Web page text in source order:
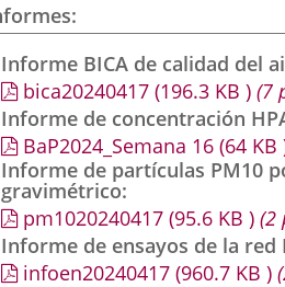
Informe BICA de calidad del
bica20240417 (196.3 KB ) (7
Informe de concentración
BaP2024_Semana 16 (64 KB
Informe de partículas PM10
gravimétrico
pm1020240417 (95.6 KB ) (2
Informe de ensayos de la red
infoen20240417 (960.7 KB )